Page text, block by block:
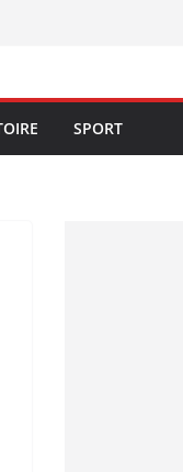
SPORT